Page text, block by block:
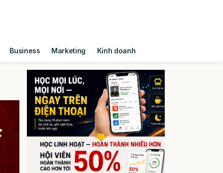
Business Marketing Kinh doanh